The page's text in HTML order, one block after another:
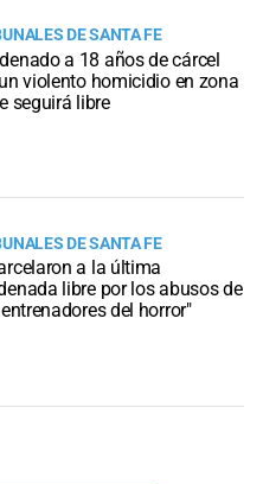
DE SANTA FE
a 18 años de cárcel
violento homicidio en zona
seguirá libre
DE SANTA FE
a la última
libre por los abusos de
del horror"